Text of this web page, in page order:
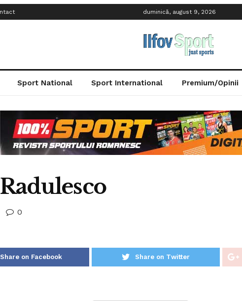
duminică, august 9, 2026
Sport National Sport International Premium/Opinii
0
Share on Facebook Share on Twitter